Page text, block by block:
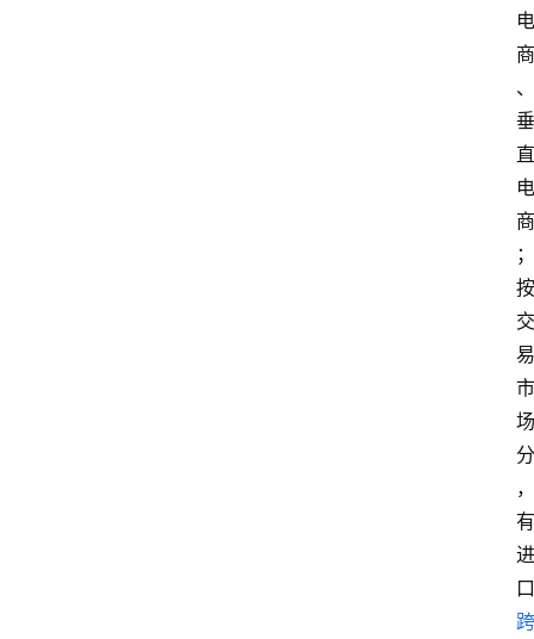
电
商
、
垂
直
电
商
；
按
交
易
市
场
分
，
有
进
口
跨